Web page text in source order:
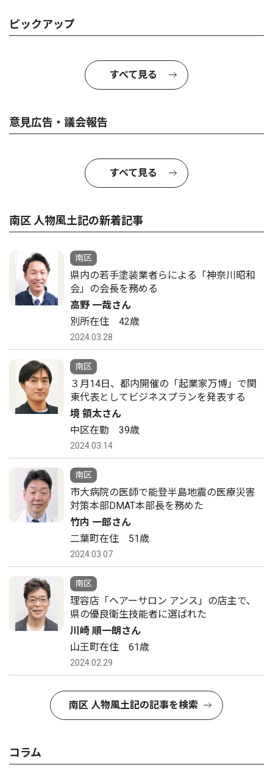
ピックアップ
すべて見る
意見広告・議会報告
すべて見る
南区 人物風土記の新着記事
南区
県内の若手塗装業者らによる「神奈川昭和
会」の会長を務める
高野 一哉さん
別所在住 42歳
2024.03.28
南区
３月14日、都内開催の「起業家万博」で関
東代表としてビジネスプランを発表する
境 領太さん
中区在勤 39歳
2024.03.14
南区
市大病院の医師で能登半島地震の医療災害
対策本部DMAT本部長を務めた
竹内 一郎さん
二葉町在住 51歳
2024.03.07
南区
理容店「ヘアーサロン アンス」の店主で、
県の優良衛生技能者に選ばれた
川崎 順一朗さん
山王町在住 61歳
2024.02.29
南区 人物風土記の記事を検索
コラム